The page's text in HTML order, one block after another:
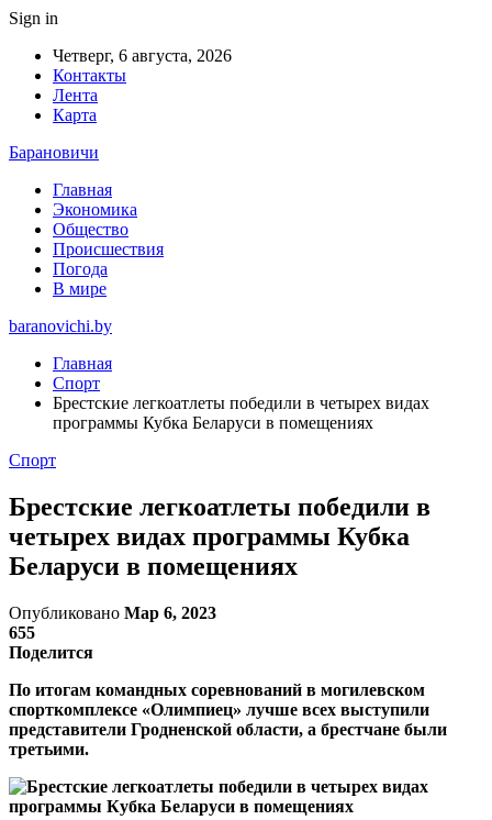
Sign in
Четверг, 6 августа, 2026
Контакты
Лента
Карта
Барановичи
Главная
Экономика
Общество
Происшествия
Погода
В мире
baranovichi.by
Главная
Спорт
Брестские легкоатлеты победили в четырех видах
программы Кубка Беларуси в помещениях
Спорт
Брестские легкоатлеты победили в
четырех видах программы Кубка
Беларуси в помещениях
Опубликовано Мар 6, 2023
655
Поделится
По итогам командных соревнований в могилевском
спорткомплексе «Олимпиец» лучше всех выступили
представители Гродненской области, а брестчане были
третьими.